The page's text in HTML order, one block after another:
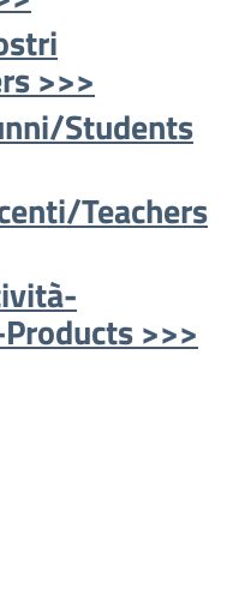
>>>
Students
Teachers
>>>